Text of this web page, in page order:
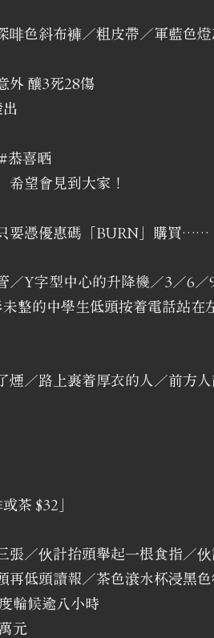
啡色斜布褲／粗皮帶／軍藍色
外 釀3死28傷
出
恭喜晒
希望會見到大家！
要憑優惠碼「BURN」購買……
／Y字型中心的升降機／3／6
整的中學生低頭按着電話站在
煙／路上裹着厚衣的人／前方
茶 $32」
張／伙計抬頭舉起一根食指／
再低頭讀報／茶色滾水杯浸黑
輪候逾八小時
元